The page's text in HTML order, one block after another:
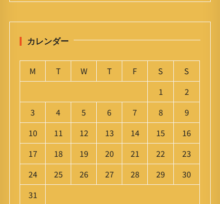
カレンダー
M T W T F S
S
1
2
3
4 5 6 7 8
9
10
11 12 13 14 15
16
17
18 19 20 21 22
23
24
25 26 27 28 29
30
31